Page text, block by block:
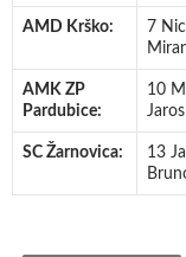
AMD Krško:
7
AMK ZP
Pardubice:
10
SC Žarnovica:
13